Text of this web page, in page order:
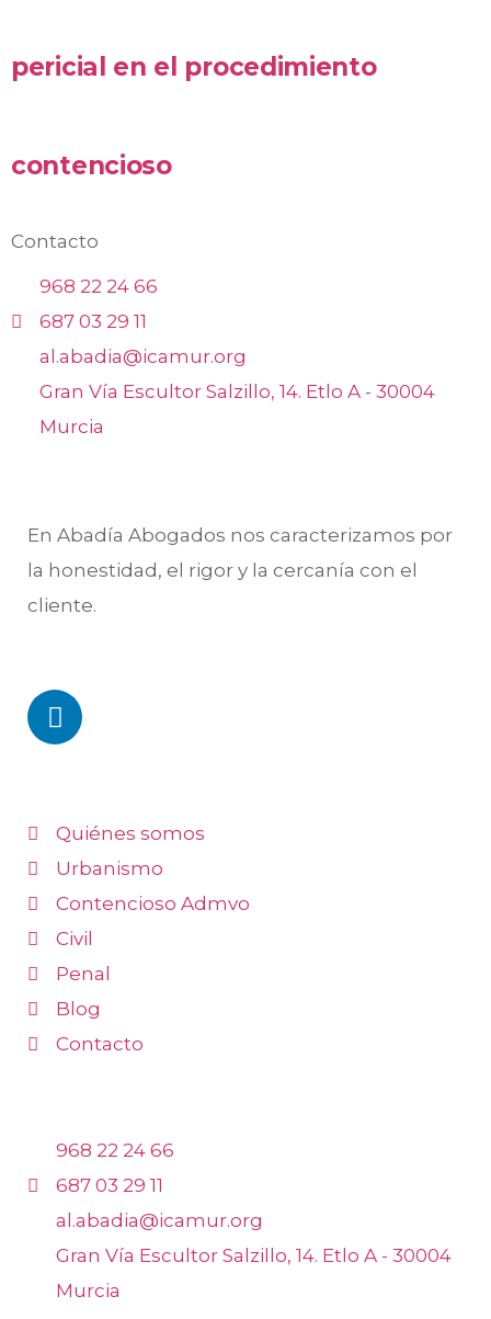
pericial en el procedimiento
contencioso
Contacto
968 22 24 66
687 03 29 11
al.abadia@icamur.org
Gran Vía Escultor Salzillo, 14. Etlo A - 30004
Murcia
En Abadía Abogados nos caracterizamos por
la honestidad, el rigor y la cercanía con el
cliente.
Quiénes somos
Urbanismo
Contencioso Admvo
Civil
Penal
Blog
Contacto
968 22 24 66
687 03 29 11
al.abadia@icamur.org
Gran Vía Escultor Salzillo, 14. Etlo A - 30004
Murcia